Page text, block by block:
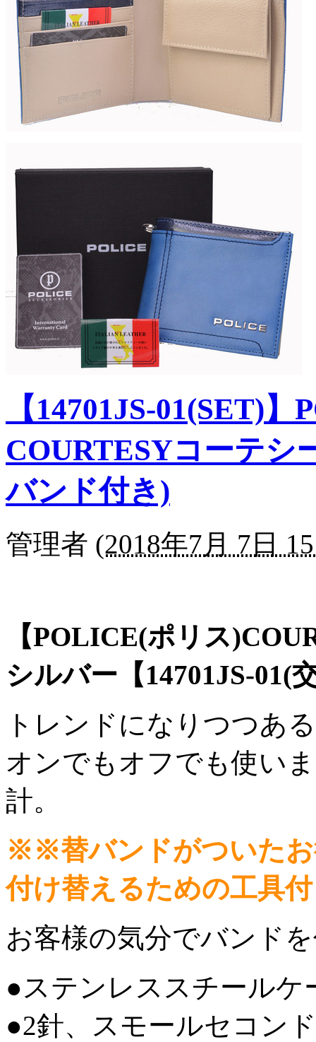
【14701JS-01(SET)
COURTESYコーテシ
バンド付き)
管理者 (2018年7月 7日
【POLICE(ポリス
シルバー【14701JS-01(
トレンドになりつつあ
オンでもオフでも使い
計。
※※替バンドがついた
付け替えるための工具
お客様の気分でバンド
●ステンレススチールケ
●2針、スモールセコン